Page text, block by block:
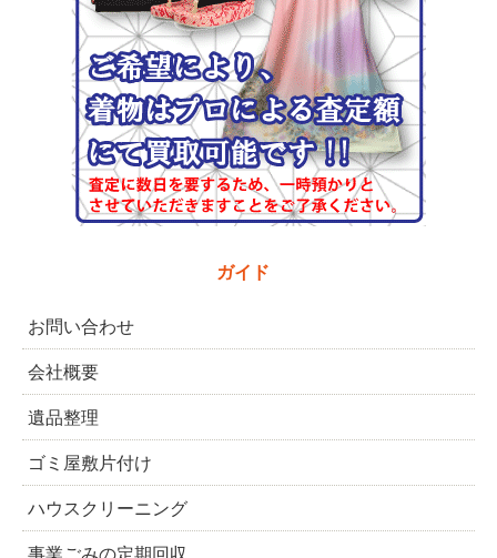
ガイド
お問い合わせ
会社概要
遺品整理
ゴミ屋敷片付け
ハウスクリーニング